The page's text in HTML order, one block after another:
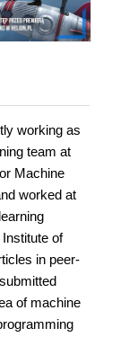
working as
team at
Machine
worked at
of
in peer-
of machine